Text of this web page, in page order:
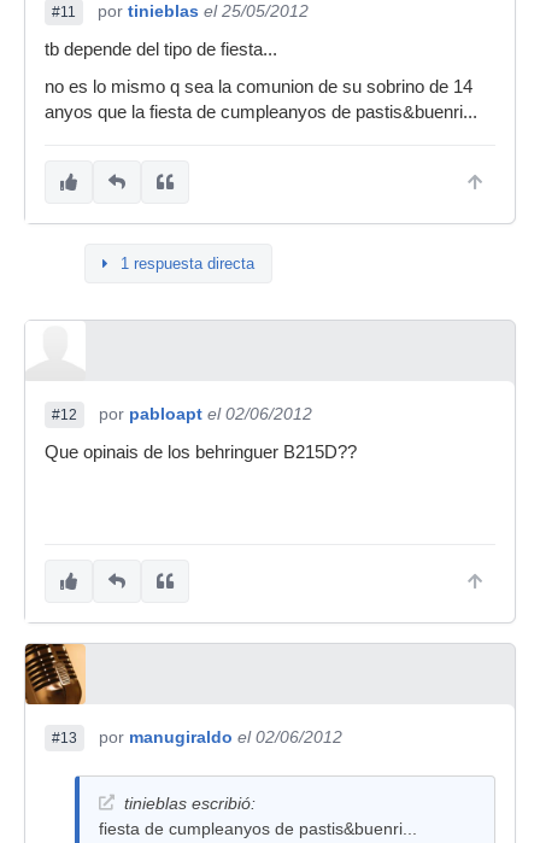
#11 por tinieblas el 25/05/2012
tb depende del tipo de fiesta...
no es lo mismo q sea la comunion de su sobrino de 14
anyos que la fiesta de cumpleanyos de pastis&buenri...
1 respuesta directa
#12 por pabloapt el 02/06/2012
Que opinais de los behringuer B215D??
#13 por manugiraldo el 02/06/2012
tinieblas escribió:
fiesta de cumpleanyos de pastis&buenri...